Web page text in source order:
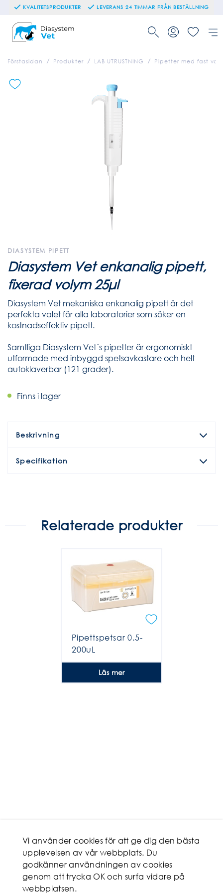
KVALITETSPRODUKTER LEVERANS 24 TIMMAR FRÅN BESTÄLLNING
Förstasidan Produkter LAB UTRUSTNING Pipetter med fast
DIASYSTEM PIPETT
Diasystem Vet enkanalig pipett,
fixerad volym 25μl
Diasystem Vet mekaniska enkanalig pipett är det
perfekta valet för alla laboratorier som söker en
kostnadseffektiv pipett.
Samtliga Diasystem Vet´s pipetter är ergonomiskt
utformade med inbyggd spetsavkastare och helt
autoklaverbar (121 grader).
Finns i lager
Beskrivning
Specifikation
Relaterade produkter
Pipettspetsar 0.5-
200uL
Läs mer
Vi använder cookies för att ge dig den bästa
upplevelsen av vår webbplats. Du
godkänner användningen av cookies
genom att trycka OK och surfa vidare på
webbplatsen.